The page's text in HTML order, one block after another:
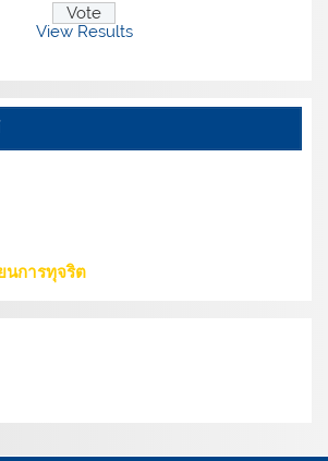
View Results
ยนการทุจริต